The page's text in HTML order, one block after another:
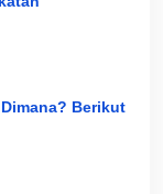
Berikut